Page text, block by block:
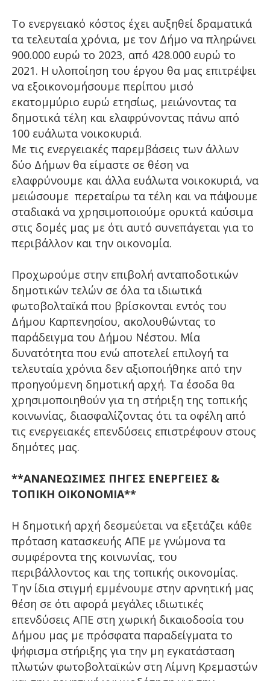
Το ενεργειακό κόστος έχει αυξηθεί δραματικά
τα τελευταία χρόνια, με τον Δήμο να πληρώνει
900.000 ευρώ το 2023, από 428.000 ευρώ το
2021. Η υλοποίηση του έργου θα μας επιτρέψει
να εξοικονομήσουμε περίπου μισό
εκατομμύριο ευρώ ετησίως, μειώνοντας τα
δημοτικά τέλη και ελαφρύνοντας πάνω από
100 ευάλωτα νοικοκυριά.
Με τις ενεργειακές παρεμβάσεις των άλλων
δύο Δήμων θα είμαστε σε θέση να
ελαφρύνουμε και άλλα ευάλωτα νοικοκυριά, να
μειώσουμε περεταίρω τα τέλη και να πάψουμε
σταδιακά να χρησιμοποιούμε ορυκτά καύσιμα
στις δομές μας με ότι αυτό συνεπάγεται για το
περιβάλλον και την οικονομία.
Προχωρούμε στην επιβολή ανταποδοτικών
δημοτικών τελών σε όλα τα ιδιωτικά
φωτοβολταϊκά που βρίσκονται εντός του
Δήμου Καρπενησίου, ακολουθώντας το
παράδειγμα του Δήμου Νέστου. Μία
δυνατότητα που ενώ αποτελεί επιλογή τα
τελευταία χρόνια δεν αξιοποιήθηκε από την
προηγούμενη δημοτική αρχή. Τα έσοδα θα
χρησιμοποιηθούν για τη στήριξη της τοπικής
κοινωνίας, διασφαλίζοντας ότι τα οφέλη από
τις ενεργειακές επενδύσεις επιστρέφουν στους
δημότες μας.
**ΑΝΑΝΕΩΣΙΜΕΣ ΠΗΓΕΣ ΕΝΕΡΓΕΙΕΣ &
ΤΟΠΙΚΗ ΟΙΚΟΝΟΜΙΑ**
Η δημοτική αρχή δεσμεύεται να εξετάζει κάθε
πρόταση κατασκευής ΑΠΕ με γνώμονα τα
συμφέροντα της κοινωνίας, του
περιβάλλοντος και της τοπικής οικονομίας.
Την ίδια στιγμή εμμένουμε στην αρνητική μας
θέση σε ότι αφορά μεγάλες ιδιωτικές
επενδύσεις ΑΠΕ στη χωρική δικαιοδοσία του
Δήμου μας με πρόσφατα παραδείγματα το
ψήφισμα στήριξης για την μη εγκατάσταση
πλωτών φωτοβολταϊκών στη Λίμνη Κρεμαστών